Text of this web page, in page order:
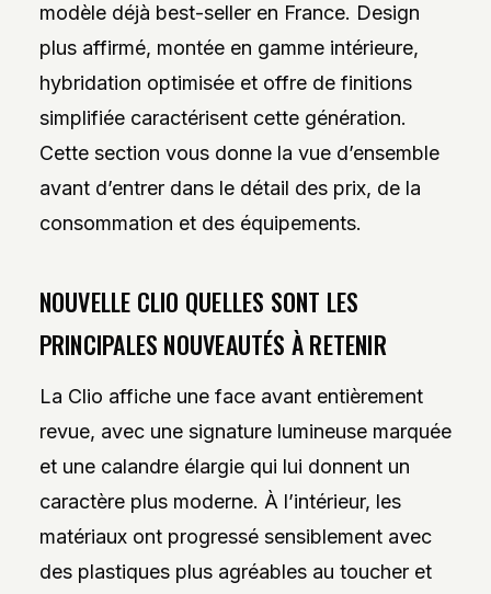
modèle déjà best-seller en France. Design
plus affirmé, montée en gamme intérieure,
hybridation optimisée et offre de finitions
simplifiée caractérisent cette génération.
Cette section vous donne la vue d’ensemble
avant d’entrer dans le détail des prix, de la
consommation et des équipements.
NOUVELLE CLIO QUELLES SONT LES
PRINCIPALES NOUVEAUTÉS À RETENIR
La Clio affiche une face avant entièrement
revue, avec une signature lumineuse marquée
et une calandre élargie qui lui donnent un
caractère plus moderne. À l’intérieur, les
matériaux ont progressé sensiblement avec
des plastiques plus agréables au toucher et